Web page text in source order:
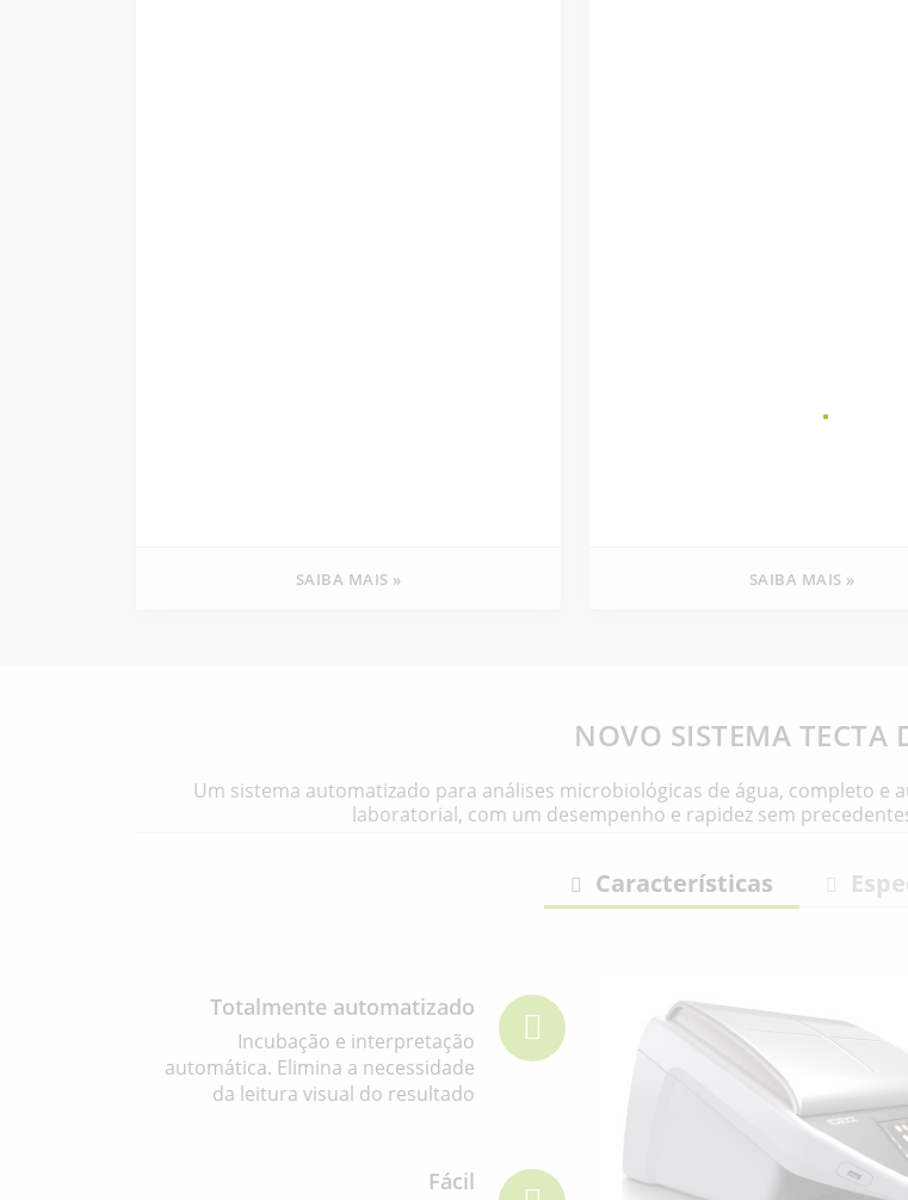
SAIBA MAIS » SAIBA MAIS »
NOVO SISTEMA TECTA
Um sistema automatizado para análises microbiológicas de água, completo e
laboratorial, com um desempenho e rapidez sem
Características
Totalmente automatizado
Incubação e interpretação
automática. Elimina a necessidade
da leitura visual do resultado
Fácil